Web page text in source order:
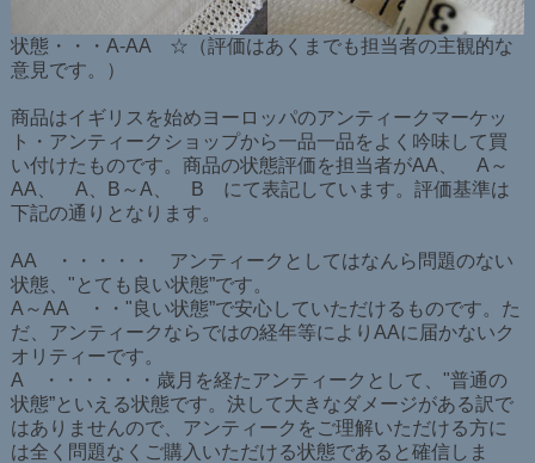
状態・・・A-AA ☆（評価はあくまでも担当者の主観的な
意見です。）
商品はイギリスを始めヨーロッパのアンティークマーケッ
ト・アンティークショップから一品一品をよく吟味して買
い付けたものです。商品の状態評価を担当者がAA、 A～
AA、 A、B～A、 B にて表記しています。評価基準は
下記の通りとなります。
AA ・・・・・ アンティークとしてはなんら問題のない
状態、"とても良い状態”です。
A～AA ・・"良い状態”で安心していただけるものです。た
だ、アンティークならではの経年等によりAAに届かないク
オリティーです。
A ・・・・・・歳月を経たアンティークとして、"普通の
状態”といえる状態です。決して大きなダメージがある訳で
はありませんので、アンティークをご理解いただける方に
は全く問題なくご購入いただける状態であると確信しま